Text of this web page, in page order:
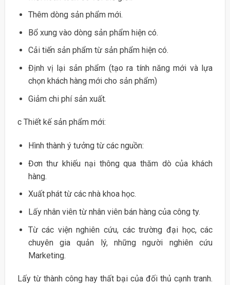
Thêm dòng sản phẩm mới.
Bổ xung vào dòng sản phẩm hiện có.
Cải tiến sản phẩm từ sản phẩm hiện có.
Định vị lại sản phẩm (tạo ra tính năng mới và lựa
chọn khách hàng mới cho sản phẩm)
Giảm chi phí sản xuất.
c Thiết kế sản phẩm mới:
Hình thành ý tưởng từ các nguồn:
Đơn thư khiếu nại thông qua thăm dò của khách
hàng.
Xuất phát từ các nhà khoa học.
Lấy nhân viên từ nhân viên bán hàng của công ty.
Từ các viện nghiên cứu, các trường đại học, các
chuyên gia quản lý, những người nghiên cứu
Marketing.
Lấy từ thành công hay thất bại của đối thủ cạnh tranh.